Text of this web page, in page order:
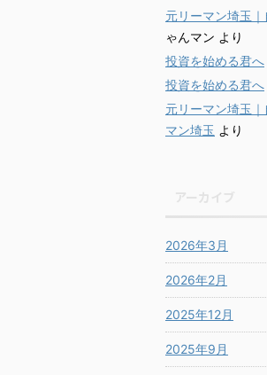
元リーマン埼玉
ゃんマン より
投資を始める君へ
投資を始める君へ
元リーマン埼玉
マン埼玉 より
2026年3月
2026年2月
2025年12月
2025年9月